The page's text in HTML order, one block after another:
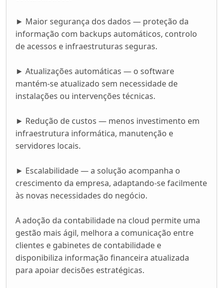
► Maior segurança dos dados — proteção da
informação com backups automáticos, controlo
de acessos e infraestruturas seguras.
► Atualizações automáticas — o software
mantém-se atualizado sem necessidade de
instalações ou intervenções técnicas.
► Redução de custos — menos investimento em
infraestrutura informática, manutenção e
servidores locais.
► Escalabilidade — a solução acompanha o
crescimento da empresa, adaptando-se facilmente
às novas necessidades do negócio.
A adoção da contabilidade na cloud permite uma
gestão mais ágil, melhora a comunicação entre
clientes e gabinetes de contabilidade e
disponibiliza informação financeira atualizada
para apoiar decisões estratégicas.